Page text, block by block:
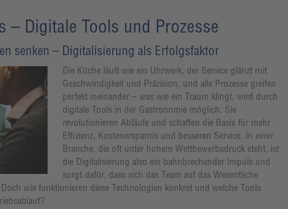
– Digitale Tools und Prozesse
senken – Digitalisierung als Erfolgsfaktor
Die Küche läuft wie ein Uhrwerk, der Service glänzt mit
Geschwindigkeit und Präzision, und alle Prozesse greifen
perfekt ineinander – was wie ein Traum klingt, wird durch
digitale Tools in der Gastronomie möglich. Sie
revolutionieren Abläufe und schaffen die Basis für mehr
Effizienz, Kostenersparnis und besseren Service. In einer
Branche, die oft unter hohem Wettbewerbsdruck steht, ist
die Digitalisierung also ein bahnbrechender Impuls und
sorgt dafür, dass sich das Team auf das Wesentliche
wie funktionieren diese Technologien konkret und welche Tools